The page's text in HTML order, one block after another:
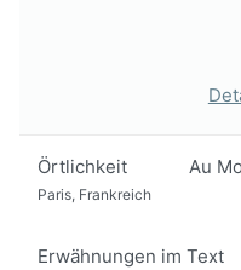
Örtlichkeit Au
Paris, Frankreich
Erwähnungen im Text